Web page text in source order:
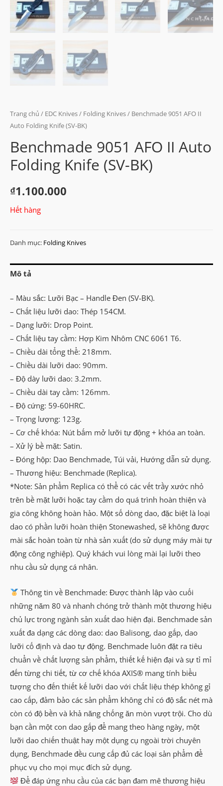
Trang chủ / EDC Knives/ Folding Knives/ Benchmade 9051 AFO II
Auto Folding Knife (SV-BK)
Benchmade 9051 AFO II Auto
Folding Knife (SV-BK)
₫1.100.000
Hết hàng
Danh mục: Folding Knives
Mô tả
– Màu sắc: Lưỡi Bạc – Handle Đen (SV-BK).
– Chất liệu lưỡi dao: Thép 154CM.
– Dạng lưỡi: Drop Point.
– Chất liệu tay cầm: Hợp Kim Nhôm CNC 6061 T6.
– Chiều dài tổng thể: 218mm.
– Chiều dài lưỡi dao: 90mm.
– Độ dày lưỡi dao: 3.2mm.
– Chiều dài tay cầm: 126mm.
– Độ cứng: 59-60HRC.
– Trọng lượng: 123g.
– Cơ chế khóa: Nút bấm mở lưỡi tự động + khóa an toàn.
– Xử lý bề mặt: Satin.
– Đóng hộp: Dao Benchmade, Túi vải, Hướng dẫn sử dụng.
– Thương hiệu: Benchmade (Replica).
*Note: Sản phẩm Replica có thể có các vết trầy xước nhỏ
trên bề mặt lưỡi hoặc tay cầm do quá trình hoàn thiện và
gia công không hoàn hảo. Một số dòng dao, đặc biệt là loại
dao có phần lưỡi hoàn thiện Stonewashed, sẽ không được
mài sắc hoàn toàn từ nhà sản xuất (do sử dụng máy mài tự
động công nghiệp). Quý khách vui lòng mài lại lưỡi theo
nhu cầu sử dụng cá nhân.
Thông tin về Benchmade: Được thành lập vào cuối
những năm 80 và nhanh chóng trở thành một thương hiệu
chủ lực trong ngành sản xuất dao hiện đại. Benchmade sản
xuất đa dạng các dòng dao: dao Balisong, dao gấp, dao
lưỡi cố định và dao tự động. Benchmade luôn đặt ra tiêu
chuẩn về chất lượng sản phẩm, thiết kế hiện đại và sự tỉ mỉ
đến từng chi tiết, từ cơ chế khóa AXIS® mang tính biểu
tượng cho đến thiết kế lưỡi dao với chất liệu thép không gỉ
cao cấp, đảm bảo các sản phẩm không chỉ có độ sắc nét mà
còn có độ bền và khả năng chống ăn mòn vượt trội. Cho dù
bạn cần một con dao gấp để mang theo hàng ngày, một
lưỡi dao chiến thuật hay một dụng cụ ngoài trời chuyên
dụng, Benchmade đều cung cấp đủ các loại sản phẩm để
phục vụ cho mọi mục đích sử dụng.
Để đáp ứng nhu cầu của các bạn đam mê thương hiệu